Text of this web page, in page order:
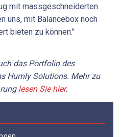
mit massgeschneiderten
uns, mit Balancebox noch
bieten zu können."
das Portfolio des
Humly Solutions. Mehr zu
lesen Sie hier.